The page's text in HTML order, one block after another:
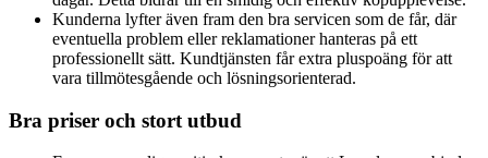
Kunderna lyfter även fram den bra servicen som de får, där
eventuella problem eller reklamationer hanteras på ett
professionellt sätt. Kundtjänsten får extra pluspoäng för att
vara tillmötesgående och lösningsorienterad.
Bra priser och stort utbud